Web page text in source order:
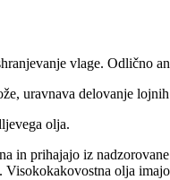
vlage. Odlično
uravnava delovanje
olja.
in prihajajo iz
Visokokakovostna olja